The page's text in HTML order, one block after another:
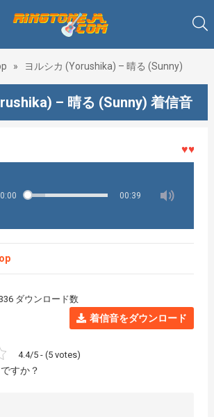
» ヨルシカ (Yorushika) – 晴る (Sunny)
– 晴る (Sunny) 着信音
♥♥♥着メ
00:39
ダウンロード数
着信音をダウンロード
4.4/5 - (5 votes)
すか？